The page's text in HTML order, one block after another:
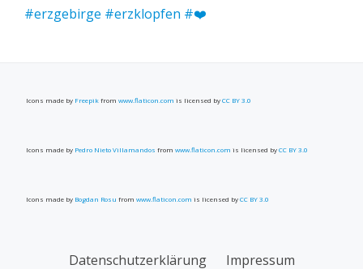
#erzgebirge #erzklopfen #❤️
Icons made by Freepikfrom www.flaticon.com is licensed byCC BY 3.0
Icons made by Pedro Nieto Villamandos from www.flaticon.com is licensed byCC BY 3.0
Icons made by Bogdan Rosu from www.flaticon.com is licensed byCC BY 3.0
SECONDARYDatenschutzerklärung Impressum